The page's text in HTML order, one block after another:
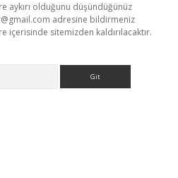
aykırı olduğunu düşündüğünüz
adresine bildirmeniz
içerisinde sitemizden kaldırılacaktır.